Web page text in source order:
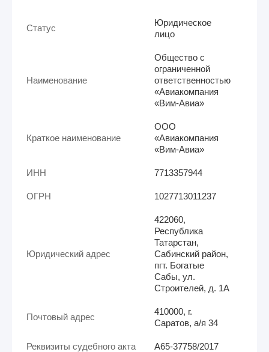
Статус
Юридическое
лицо
Наименование
Общество с
ограниченной
ответственностью
«Авиакомпания
«Вим-Авиа»
Краткое наименование
ООО
«Авиакомпания
«Вим-Авиа»
ИНН 7713357944
ОГРН 1027713011237
Юридический адрес
422060,
Республика
Татарстан,
Сабинский район,
пгт. Богатые
Сабы, ул.
Строителей, д. 1А
Почтовый адрес
410000, г.
Саратов, а/я 34
Реквизиты судебного акта А65-37758/2017